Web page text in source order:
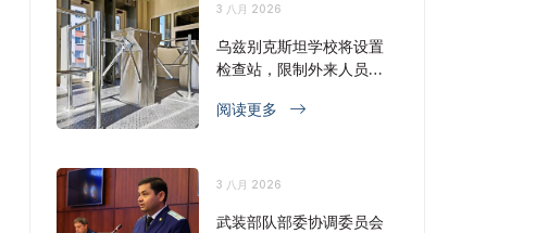
3 八月 2026
乌兹别克斯坦学校将设置
检查站，限制外来人员出
阅读更多
3 八月 2026
武装部队部委协调委员会